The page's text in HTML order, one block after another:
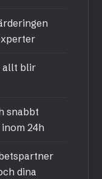
allt blir
snabbt
24h
dina